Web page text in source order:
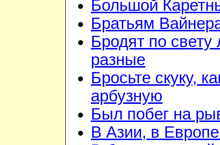
Большой
Братьям
Бродят по свету
разные
Бросьте скуку,
арбузную
Был побег на
В Азии, в